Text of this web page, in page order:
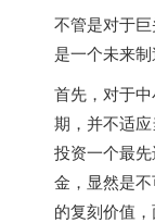
不管是对于
是一个未来制
首先，对于
期，并不适
投资一个最
金，显然是
的复刻价值